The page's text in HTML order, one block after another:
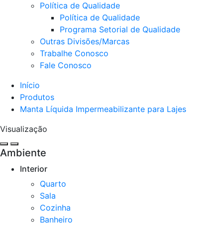
Política de Qualidade
Política de Qualidade
Programa Setorial de Qualidade
Outras Divisões/Marcas
Trabalhe Conosco
Fale Conosco
Início
Produtos
Manta Líquida Impermeabilizante para Lajes
Visualização
Ambiente
Interior
Quarto
Sala
Cozinha​
Banheiro